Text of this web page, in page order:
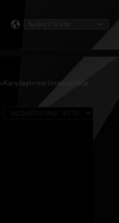
+Karşılaştırma listesine ekle